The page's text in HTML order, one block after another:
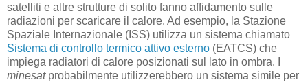
satelliti e altre strutture di solito fanno affidamento sulle
radiazioni per scaricare il calore. Ad esempio, la Stazione
Spaziale Internazionale (ISS) utilizza un sistema chiamato
Sistema di controllo termico attivo esterno (EATCS) che
impiega radiatori di calore posizionati sul lato in ombra. I
minesatprobabilmente utilizzerebbero un sistema simile per